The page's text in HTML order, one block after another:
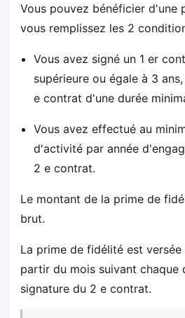
Vous pouvez bénéficier d'une
vous remplissez les 2
Vous avez signé un 1 er
supérieure ou égale à 3
e contrat d'une durée
Vous avez effectué au
d'activité par année
2 e contrat.
Le montant de la prime de
brut.
La prime de fidélité est versée
partir du mois suivant chaque
signature du 2 e contrat.